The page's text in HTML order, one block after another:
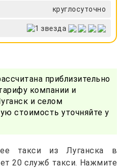
круглосуточно
приблизительно
компании и
и селом
стоимость уточняйте у
такси из Луганска в
20 служб такси. Нажмите